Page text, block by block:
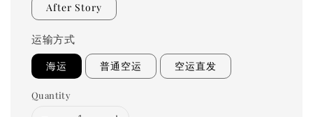
After Story
运输方式
海运 普通空运 空运直发
Quantity